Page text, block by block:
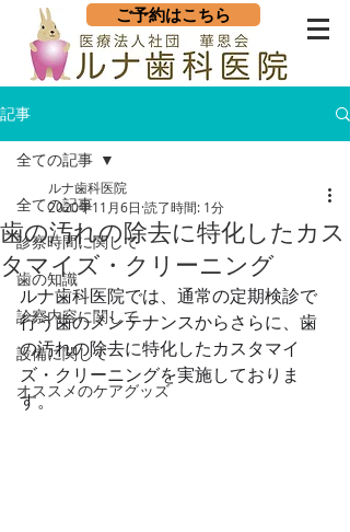
ご予約はこちら
記事
全ての記事
診察時間に関して
歯の知識
診察内容に関して
設備に関して
オススメのケアグッズ
全ての記事
歯の汚れの除去に特化したカス
タマイズ・クリーニング
ルナ歯科医院
2020年11月6日 読了時間: 1分
ルナ歯科医院では、通常の定期検診で
行う歯のメンテナンスからさらに、歯
の汚れの除去に特化したカスタマイ
ズ・クリーニングを実施しておりま
す。